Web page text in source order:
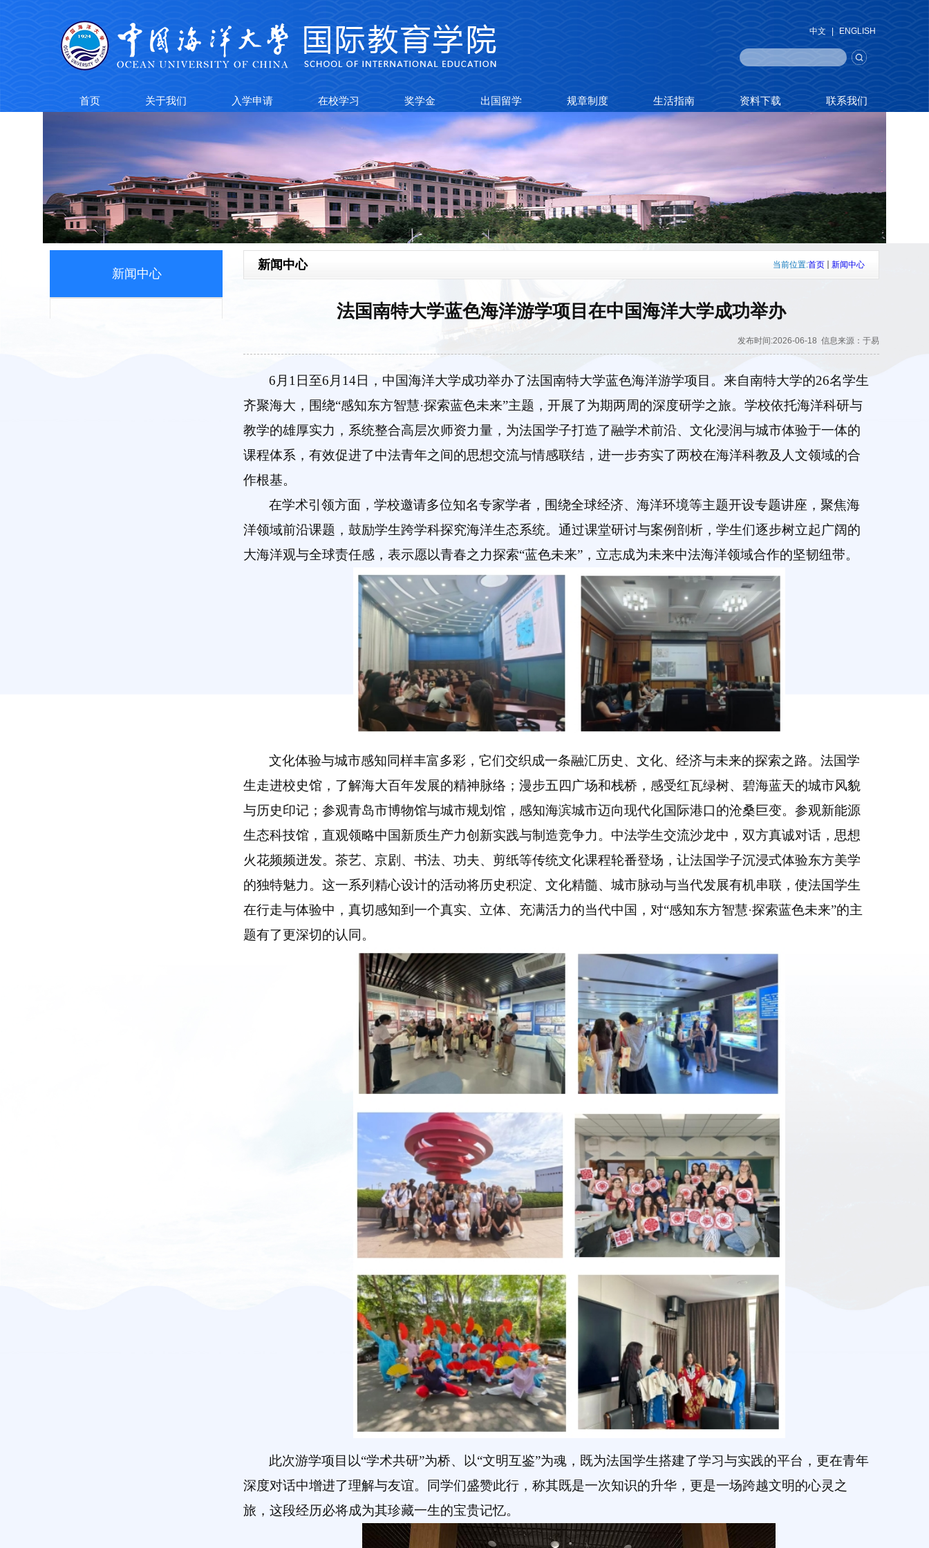
中文 ENGLISH
首页 关于我们 入学申请 在校学习 奖学金 出国留学 规章制度 生活指南 资料下载 联系我们
新闻中心
新闻中心 当前位置:首页 新闻中心
法国南特大学蓝色海洋游学项目在中国海洋大学成功举办
发布时间:2026-06-18 信息来源：于易
6月1日至6月14日，中国海洋大学成功举办了法国南特大学蓝色海洋游学项目。来自南特大学的26名学生
齐聚海大，围绕“感知东方智慧·探索蓝色未来”主题，开展了为期两周的深度研学之旅。学校依托海洋科研与
教学的雄厚实力，系统整合高层次师资力量，为法国学子打造了融学术前沿、文化浸润与城市体验于一体的
课程体系，有效促进了中法青年之间的思想交流与情感联结，进一步夯实了两校在海洋科教及人文领域的合
作根基。
在学术引领方面，学校邀请多位知名专家学者，围绕全球经济、海洋环境等主题开设专题讲座，聚焦海
洋领域前沿课题，鼓励学生跨学科探究海洋生态系统。通过课堂研讨与案例剖析，学生们逐步树立起广阔的
大海洋观与全球责任感，表示愿以青春之力探索“蓝色未来”，立志成为未来中法海洋领域合作的坚韧纽带。
文化体验与城市感知同样丰富多彩，它们交织成一条融汇历史、文化、经济与未来的探索之路。法国学
生走进校史馆，了解海大百年发展的精神脉络；漫步五四广场和栈桥，感受红瓦绿树、碧海蓝天的城市风貌
与历史印记；参观青岛市博物馆与城市规划馆，感知海滨城市迈向现代化国际港口的沧桑巨变。参观新能源
生态科技馆，直观领略中国新质生产力创新实践与制造竞争力。中法学生交流沙龙中，双方真诚对话，思想
火花频频迸发。茶艺、京剧、书法、功夫、剪纸等传统文化课程轮番登场，让法国学子沉浸式体验东方美学
的独特魅力。这一系列精心设计的活动将历史积淀、文化精髓、城市脉动与当代发展有机串联，使法国学生
在行走与体验中，真切感知到一个真实、立体、充满活力的当代中国，对“感知东方智慧·探索蓝色未来”的主
题有了更深切的认同。
此次游学项目以“学术共研”为桥、以“文明互鉴”为魂，既为法国学生搭建了学习与实践的平台，更在青年
深度对话中增进了理解与友谊。同学们盛赞此行，称其既是一次知识的升华，更是一场跨越文明的心灵之
旅，这段经历必将成为其珍藏一生的宝贵记忆。